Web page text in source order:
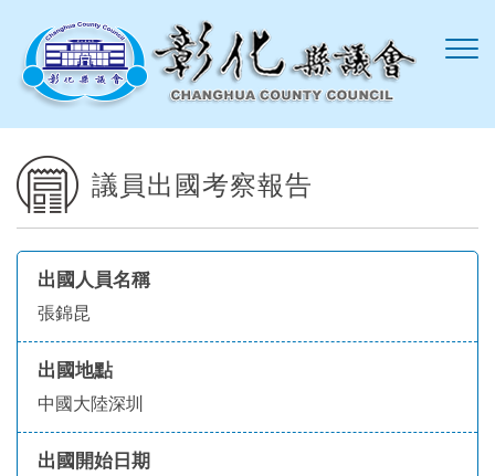
議員出國考察報告
出國人員名稱
張錦昆
出國地點
中國大陸深圳
出國開始日期